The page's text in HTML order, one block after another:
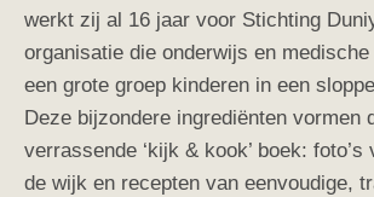
werkt zij al 16 jaar voor Stichting
organisatie die onderwijs en
een grote groep kinderen in een
Deze bijzondere ingrediënten vormen
verrassende ‘kijk & kook’ boek:
de wijk en recepten van eenvoudige,